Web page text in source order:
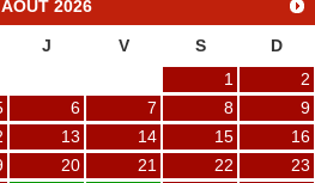
AOÛT 2026
J V S
D
1
2
6 7 8
9
13 14 15
16
20 21 22
23